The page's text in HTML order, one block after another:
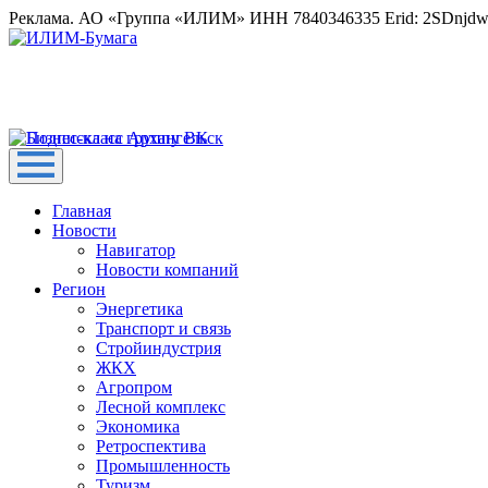
Реклама. АО «Группа «ИЛИМ» ИНН 7840346335 Erid:
Главная
Новости
Навигатор
Новости компаний
Регион
Энергетика
Транспорт и связь
Стройиндустрия
ЖКХ
Агропром
Лесной комплекс
Экономика
Ретроспектива
Промышленность